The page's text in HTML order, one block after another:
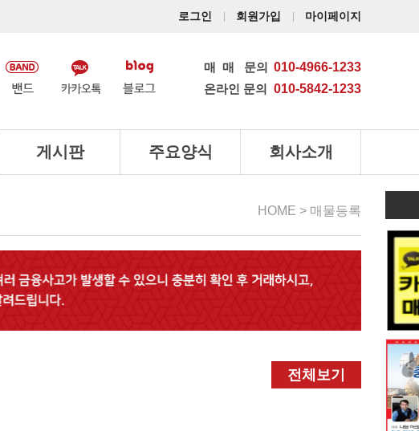
로그인 회원가입 마이페이지
매매 문의 010-4966-1233
온라인 문의 010-5842-1233
게시판 주요양식 회사소개
HOME > 매물등록
전체보기